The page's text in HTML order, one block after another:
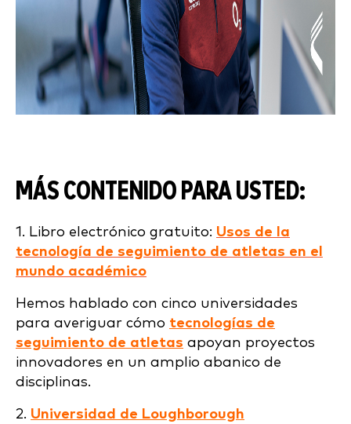
MÁS CONTENIDO PARA USTED:
1. Libro electrónico gratuito: Usos de la
tecnología de seguimiento de atletas en el
mundo académico
Hemos hablado con cinco universidades
para averiguar cómo tecnologías de
seguimiento de atletas apoyan proyectos
innovadores en un amplio abanico de
disciplinas.
2. Universidad de Loughborough